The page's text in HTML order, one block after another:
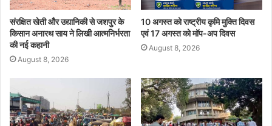
संरक्षित खेती और उद्यानिकी से जशपुर के
किसान अनारथ साय ने लिखी आत्मनिर्भरता
की नई कहानी
August 8, 2026
10 अगस्त को राष्ट्रीय कृमि मुक्ति दिवस
एवं 17 अगस्त को मॉप-अप दिवस
August 8, 2026